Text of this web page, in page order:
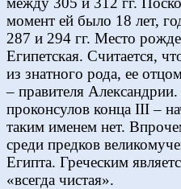
момент ей было 18 лет,
287 и 294 гг. Место
Египетская. Считается,
из знатного рода, ее
– правителя
проконсулов конца III –
таким именем нет.
среди предков
Египта. Греческим
«всегда чистая».